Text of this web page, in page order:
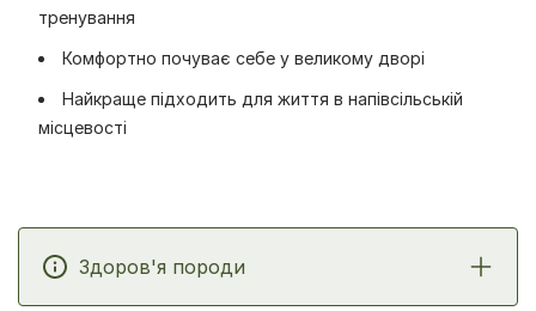
тренування
Комфортно почуває себе у великому дворі
Найкраще підходить для життя в напівсільській
місцевості
Здоров'я породи